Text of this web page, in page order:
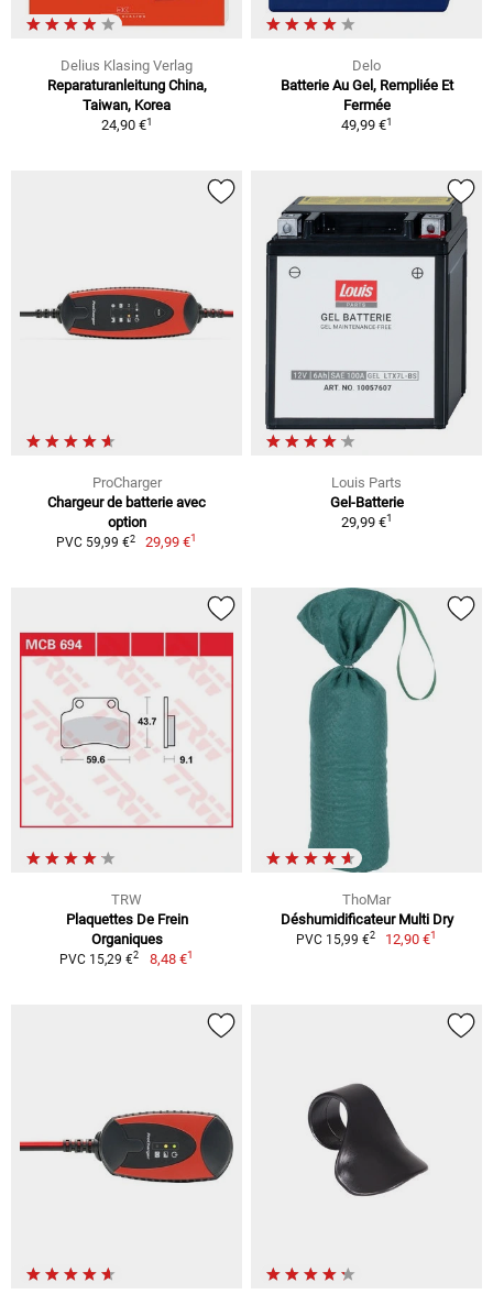
Delius Klasing Verlag
Reparaturanleitung China,
Taiwan, Korea
24,90 €1
Delo
Batterie Au Gel, Rempliée Et
Fermée
49,99 €1
ProCharger
Chargeur de batterie avec
option
PVC 59,99 €2 29,99 €1
Louis Parts
Gel-Batterie
29,99 €1
TRW
Plaquettes De Frein
Organiques
PVC 15,29 €2 8,48 €1
ThoMar
Déshumidificateur Multi Dry
PVC 15,99 €2 12,90 €1